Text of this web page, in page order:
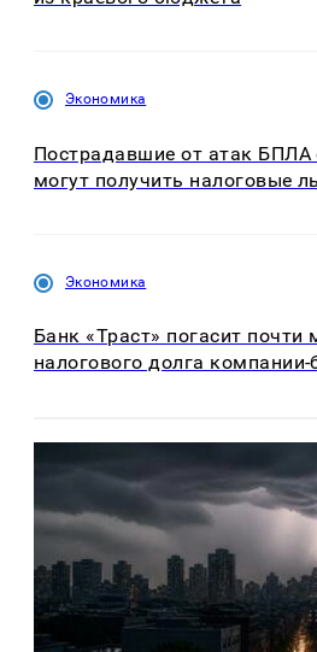
Экономика
Пострадавшие от атак БПЛА
могут получить налоговые
Экономика
Банк «Траст» погасит почти
налогового долга компании-